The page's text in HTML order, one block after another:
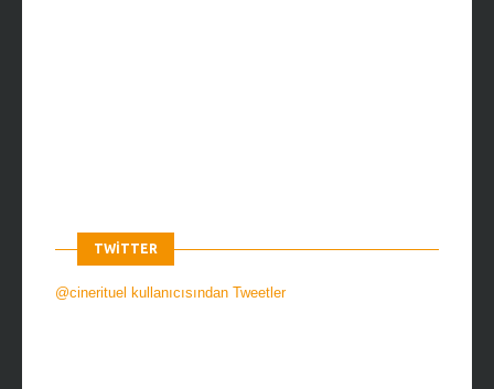
TWITTER
@cinerituel kullanıcısından Tweetler